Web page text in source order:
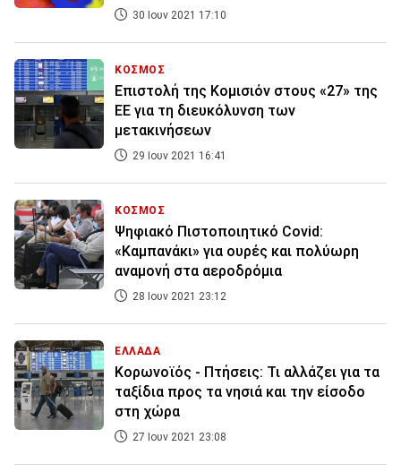
30 Ιουν 2021 17:10
ΚΟΣΜΟΣ
Επιστολή της Κομισιόν στους «27» της
ΕΕ για τη διευκόλυνση των
μετακινήσεων
29 Ιουν 2021 16:41
ΚΟΣΜΟΣ
Ψηφιακό Πιστοποιητικό Covid:
«Καμπανάκι» για ουρές και πολύωρη
αναμονή στα αεροδρόμια
28 Ιουν 2021 23:12
ΕΛΛΑΔΑ
Κορωνοϊός - Πτήσεις: Τι αλλάζει για τα
ταξίδια προς τα νησιά και την είσοδο
στη χώρα
27 Ιουν 2021 23:08